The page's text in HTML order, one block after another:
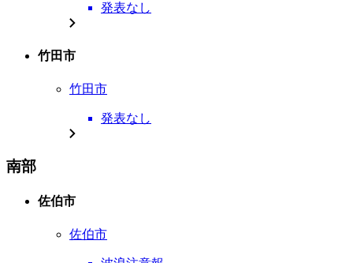
発表なし
竹田市
竹田市
発表なし
南部
佐伯市
佐伯市